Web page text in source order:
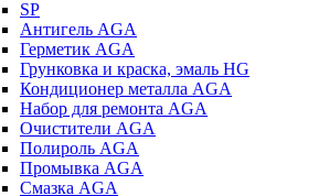
SP
Антигель AGA
Герметик AGA
Грунковка и краска, эмаль HG
Кондиционер металла AGA
Набор для ремонта AGA
Очистители AGA
Полироль AGA
Промывка AGA
Смазка AGA